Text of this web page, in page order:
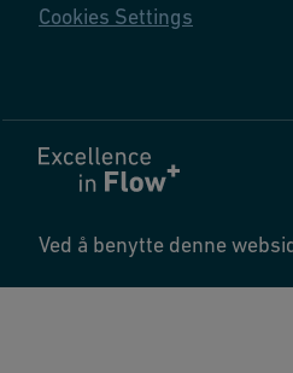
Cookies Settings
Ved å benytte denne